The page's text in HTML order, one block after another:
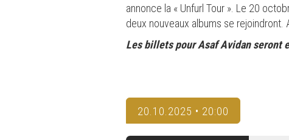
annonce la « Unfurl Tour ». Le 20
deux nouveaux albums se rejoindront.
Les billets pour Asaf Avidan seront
20.10.2025 • 20:00